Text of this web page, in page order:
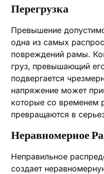
Перегрузка
Превышение
одна из самых
повреждений рамы.
груз‚ превышающий
подвергается
напряжение может
которые со временем
превращаются в
Неравномерное
Неправильное
создает